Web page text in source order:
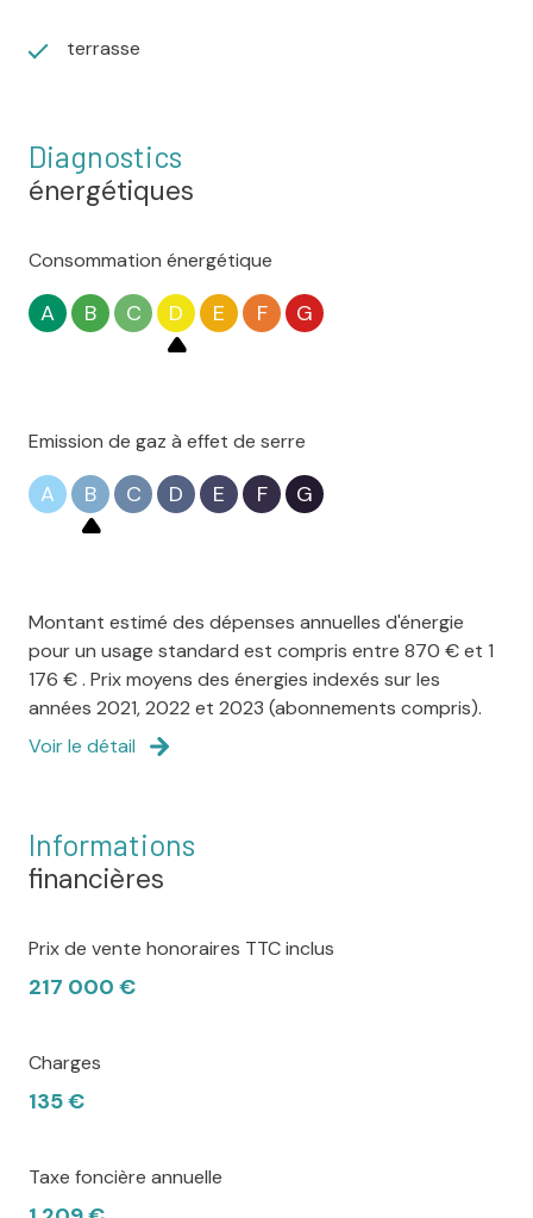
terrasse
Diagnostics
énergétiques
Consommation énergétique
A B C D E F G
Emission de gaz à effet de serre
A B C D E F G
Montant estimé des dépenses annuelles d'énergie
pour un usage standard est compris entre 870 € et 1
176 € . Prix moyens des énergies indexés sur les
années 2021, 2022 et 2023 (abonnements compris).
Voir le détail
Informations
financières
Prix de vente honoraires TTC inclus
217 000 €
Charges
135 €
Taxe foncière annuelle